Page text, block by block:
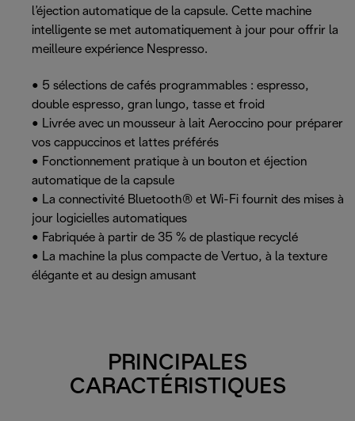
l’éjection automatique de la capsule. Cette machine
intelligente se met automatiquement à jour pour offrir la
meilleure expérience Nespresso.
• 5 sélections de cafés programmables : espresso,
double espresso, gran lungo, tasse et froid
• Livrée avec un mousseur à lait Aeroccino pour préparer
vos cappuccinos et lattes préférés
• Fonctionnement pratique à un bouton et éjection
automatique de la capsule
• La connectivité Bluetooth® et Wi-Fi fournit des mises à
jour logicielles automatiques
• Fabriquée à partir de 35 % de plastique recyclé
• La machine la plus compacte de Vertuo, à la texture
élégante et au design amusant
PRINCIPALES
CARACTÉRISTIQUES